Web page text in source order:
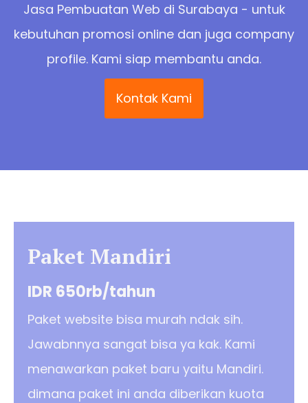
Jasa Pembuatan Web di Surabaya - untuk
kebutuhan promosi online dan juga company
profile. Kami siap membantu anda.
Kontak Kami
Paket Mandiri
IDR 650rb/tahun
Paket website bisa murah ndak sih.
Jawabnnya sangat bisa ya kak. Kami
menawarkan paket baru yaitu Mandiri.
dimana paket ini anda diberikan kuota